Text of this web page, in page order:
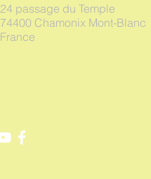
24 passage du Temple
74400 Chamonix Mont-Blanc
France